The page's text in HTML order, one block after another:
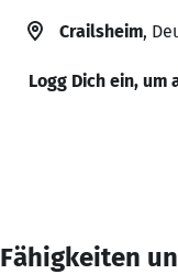
Crailsheim,
Logg Dich ein, um
Fähigkeiten